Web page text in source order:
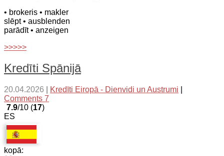
• brokeris • makler
slēpt• ausblenden
parādīt• anzeigen
>>>>>
Kredīti Spānijā
20.04.2026 Kredīti Eiropā - Dienvidi un Austrumi
Comments 7
7.9/10 (17)
ES
kopā: